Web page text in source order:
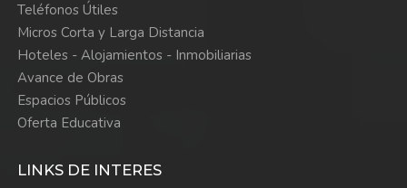
Teléfonos Útiles
Micros Corta y Larga Distancia
Hoteles - Alojamientos - Inmobiliarias
Avance de Obras
Espacios Públicos
Oferta Educativa
LINKS DE INTERES